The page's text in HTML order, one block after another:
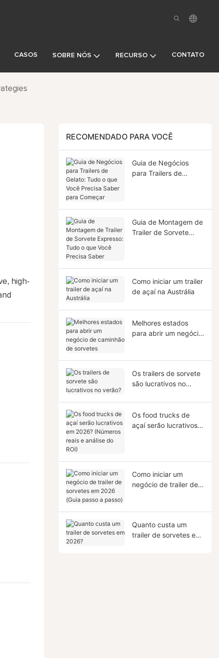
CASOS SOBRE NÓS RECURSO CONTATO
high-
RECOMENDADO PARA VOCÊ
Guia de Negócios
para Trailers de
Guia de Montagem de
Trailer de Sorvete
Como iniciar um trailer
de açaí na Austrália
Melhores estados
para abrir um negócio
Os trailers de sorvete
são lucrativos no
Os food trucks de
açaí serão lucrativos
Como iniciar um
negócio de trailer de
Quanto custa um
trailer de sorvetes em